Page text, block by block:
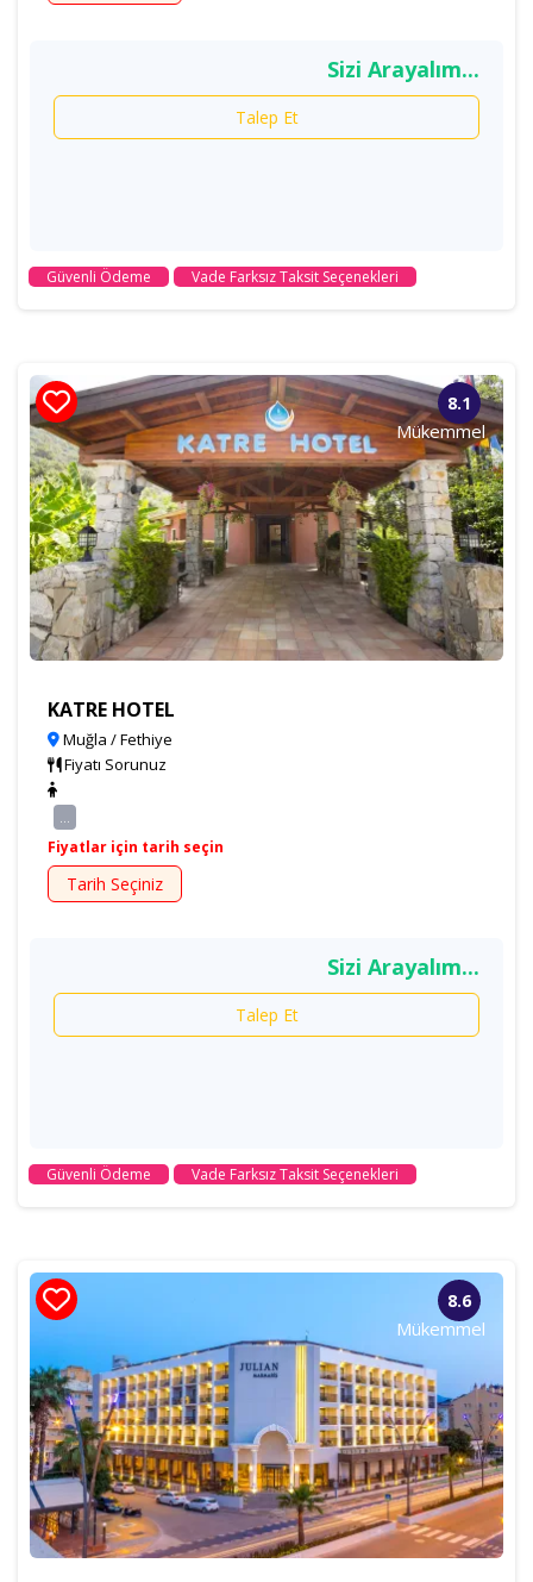
Sizi Arayalım...
Talep Et
Güvenli Ödeme Vade Farksız Taksit Seçenekleri
8.1
Mükemmel
KATRE HOTEL
Muğla / Fethiye
Fiyatı Sorunuz
...
Fiyatlar için tarih seçin
Tarih Seçiniz
Sizi Arayalım...
Talep Et
Güvenli Ödeme Vade Farksız Taksit Seçenekleri
8.6
Mükemmel